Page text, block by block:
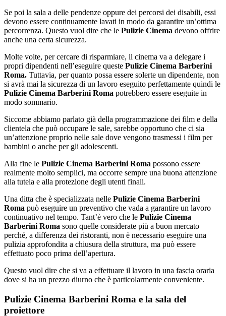
Se poi la sala a delle pendenze oppure dei percorsi dei disabili, essi
devono essere continuamente lavati in modo da garantire un’ottima
percorrenza. Questo vuol dire che le Pulizie Cinema devono offrire
anche una certa sicurezza.
Molte volte, per cercare di risparmiare, il cinema va a delegare i
propri dipendenti nell’eseguire queste Pulizie Cinema Barberini
Roma. Tuttavia, per quanto possa essere solerte un dipendente, non
si avrà mai la sicurezza di un lavoro eseguito perfettamente quindi le
Pulizie Cinema Barberini Roma potrebbero essere eseguite in
modo sommario.
Siccome abbiamo parlato già della programmazione dei film e della
clientela che può occupare le sale, sarebbe opportuno che ci sia
un’attenzione proprio nelle sale dove vengono trasmessi i film per
bambini o anche per gli adolescenti.
Alla fine le Pulizie Cinema Barberini Roma possono essere
realmente molto semplici, ma occorre sempre una buona attenzione
alla tutela e alla protezione degli utenti finali.
Una ditta che è specializzata nelle Pulizie Cinema Barberini
Roma può eseguire un preventivo che vada a garantire un lavoro
continuativo nel tempo. Tant’è vero che le Pulizie Cinema
Barberini Roma sono quelle considerate più a buon mercato
perché, a differenza dei ristoranti, non è necessario eseguire una
pulizia approfondita a chiusura della struttura, ma può essere
effettuato poco prima dell’apertura.
Questo vuol dire che si va a effettuare il lavoro in una fascia oraria
dove si ha un prezzo diurno che è particolarmente conveniente.
Pulizie Cinema Barberini Roma e la sala del
proiettore